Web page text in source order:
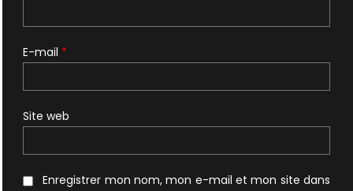
E-mail *
Site web
Enregistrer mon nom, mon e-mail et mon site dans